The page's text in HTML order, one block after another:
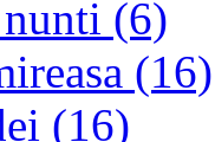
(6)
(16)
(16)